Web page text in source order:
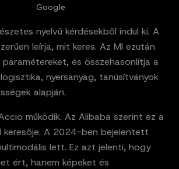
Google
nyelvű kérdésekből indul ki. A
leírja, mit keres. Az MI ezután
paramétereket, és összehasonlítja a
nyersanyag, tanúsítványok
alapján.
működik. Az Alibaba szerint ez a
keresője. A 2024-ben bejelentett
lett. Ez azt jelenti, hogy
ért, hanem képeket és